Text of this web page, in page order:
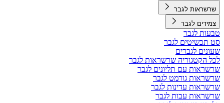
שרשראות לגבר
צמידים לגבר
טבעות לגבר
סט תכשיטים לגבר
שעונים לגברים
לכל הקטגוריה שרשראות לגבר
שרשראות עם תליונים לגבר
שרשראות גורמט לגבר
שרשראות עדינות לגבר
שרשראות עבות לגבר